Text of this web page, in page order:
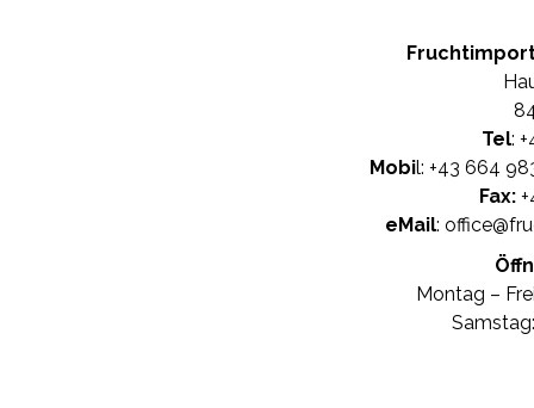
Tel: +
Mobil: +43 664
Fax:
eMail:
Montag –